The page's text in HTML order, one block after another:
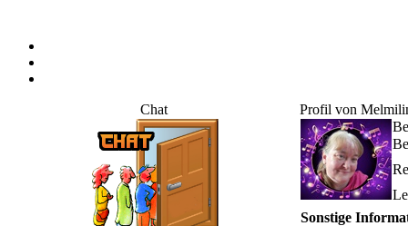
Chat
Profil von
Sonstige